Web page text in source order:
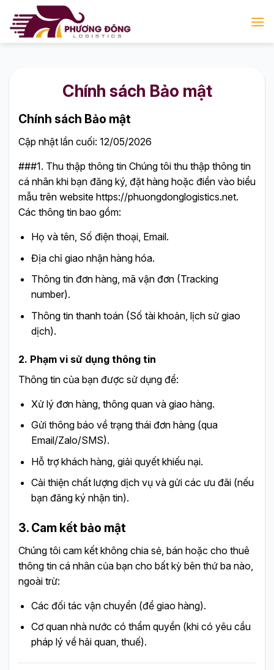
qua
Chính sách Bảo mật
Chính sách Bảo mật
Cập nhật lần cuối: 12/05/2026
###1. Thu thập thông tin Chúng tôi thu thập thông tin
cá nhân khi bạn đăng ký, đặt hàng hoặc điền vào biểu
mẫu trên website https://phuongdonglogistics.net.
Các thông tin bao gồm:
Họ và tên, Số điện thoại, Email.
Địa chỉ giao nhận hàng hóa.
Thông tin đơn hàng, mã vận đơn (Tracking
number).
Thông tin thanh toán (Số tài khoản, lịch sử giao
dịch).
2. Phạm vi sử dụng thông tin
Thông tin của bạn được sử dụng để:
Xử lý đơn hàng, thông quan và giao hàng.
Gửi thông báo về trạng thái đơn hàng (qua
Email/Zalo/SMS).
Hỗ trợ khách hàng, giải quyết khiếu nại.
Cải thiện chất lượng dịch vụ và gửi các ưu đãi (nếu
bạn đăng ký nhận tin).
3. Cam kết bảo mật
Chúng tôi cam kết không chia sẻ, bán hoặc cho thuê
thông tin cá nhân của bạn cho bất kỳ bên thứ ba nào,
ngoài trừ:
Các đối tác vận chuyển (để giao hàng).
Cơ quan nhà nước có thẩm quyền (khi có yêu cầu
pháp lý về hải quan, thuế).